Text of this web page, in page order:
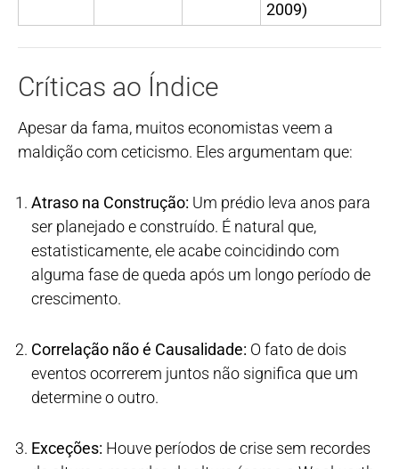
2009)
Críticas ao Índice
Apesar da fama, muitos economistas veem a
maldição com ceticismo. Eles argumentam que:
Atraso na Construção: Um prédio leva anos para
ser planejado e construído. É natural que,
estatisticamente, ele acabe coincidindo com
alguma fase de queda após um longo período de
crescimento.
Correlação não é Causalidade: O fato de dois
eventos ocorrerem juntos não significa que um
determine o outro.
Exceções: Houve períodos de crise sem recordes